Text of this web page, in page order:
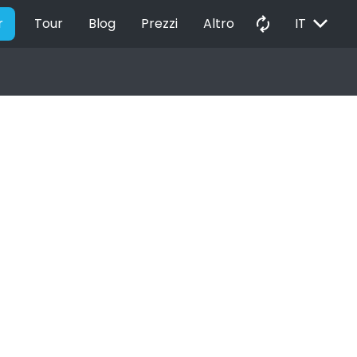
Tour Blog Prezzi Altro autorenew IT EXPAND_MORE